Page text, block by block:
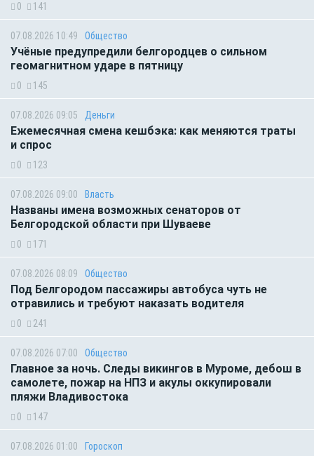
0 141
07.08.2026 10:49 Общество
Учёные предупредили белгородцев о сильном
геомагнитном ударе в пятницу
0 145
07.08.2026 09:05 Деньги
Ежемесячная смена кешбэка: как меняются траты
и спрос
0 123
07.08.2026 09:00 Власть
Названы имена возможных сенаторов от
Белгородской области при Шуваеве
0 171
07.08.2026 08:09 Общество
Под Белгородом пассажиры автобуса чуть не
отравились и требуют наказать водителя
0 241
07.08.2026 07:00 Общество
Главное за ночь. Следы викингов в Муроме, дебош в
самолете, пожар на НПЗ и акулы оккупировали
пляжи Владивостока
0 147
07.08.2026 01:00 Гороскоп